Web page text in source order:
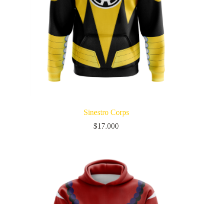
Sinestro Corps
$17.000